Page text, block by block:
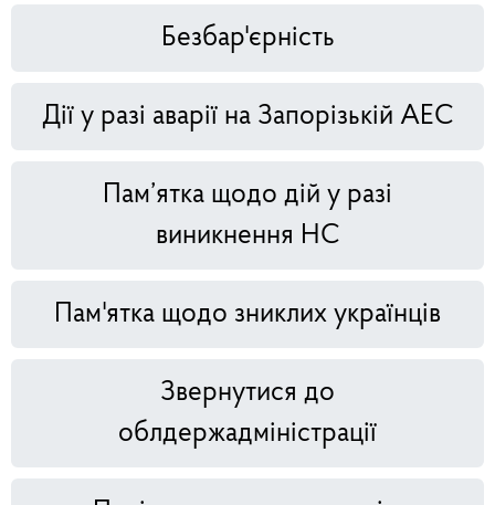
Безбар'єрність
Дії у разі аварії на Запорізькій АЕС
Пам’ятка щодо дій у разі
виникнення НС
Пам'ятка щодо зниклих українців
Звернутися до
облдержадміністрації